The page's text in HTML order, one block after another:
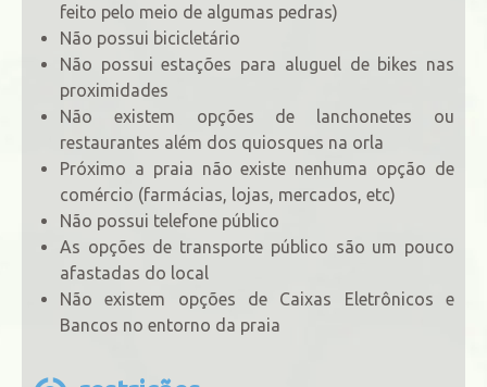
feito pelo meio de algumas pedras)
Não possui bicicletário
Não possui estações para aluguel de bikes nas
proximidades
Não existem opções de lanchonetes ou
restaurantes além dos quiosques na orla
Próximo a praia não existe nenhuma opção de
comércio (farmácias, lojas, mercados, etc)
Não possui telefone público
As opções de transporte público são um pouco
afastadas do local
Não existem opções de Caixas Eletrônicos e
Bancos no entorno da praia